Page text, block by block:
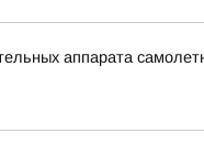
аппарата